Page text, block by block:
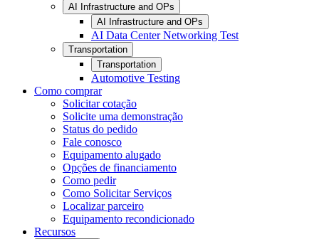
AI Infrastructure and OPs
AI Infrastructure and OPs
AI Data Center Networking Test
Transportation
Transportation
Automotive Testing
Como comprar
Solicitar cotação
Solicite uma demonstração
Status do pedido
Fale conosco
Equipamento alugado
Opções de financiamento
Como pedir
Como Solicitar Serviços
Localizar parceiro
Equipamento recondicionado
Recursos